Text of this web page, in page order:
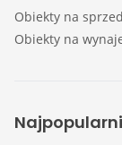
Obiekty na
Obiekty na